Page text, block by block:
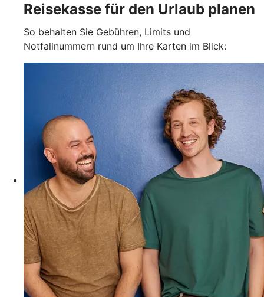
Reisekasse für den Urlaub planen
So behalten Sie Gebühren, Limits und
Notfallnummern rund um Ihre Karten im Blick: